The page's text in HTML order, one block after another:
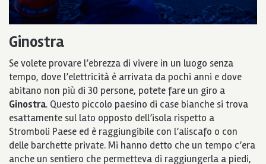
Ginostra
Se volete provare l’ebrezza di vivere in un luogo senza
tempo, dove l’elettricità è arrivata da pochi anni e dove
abitano non più di 30 persone, potete fare un giro a
Ginostra. Questo piccolo paesino di case bianche si trova
esattamente sul lato opposto dell’isola rispetto a
Stromboli Paese ed è raggiungibile con l’aliscafo o con
delle barchette private. Mi hanno detto che un tempo c’era
anche un sentiero che permetteva di raggiungerla a piedi,